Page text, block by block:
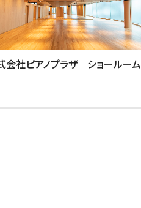
会社ピアノプラザ ショールーム